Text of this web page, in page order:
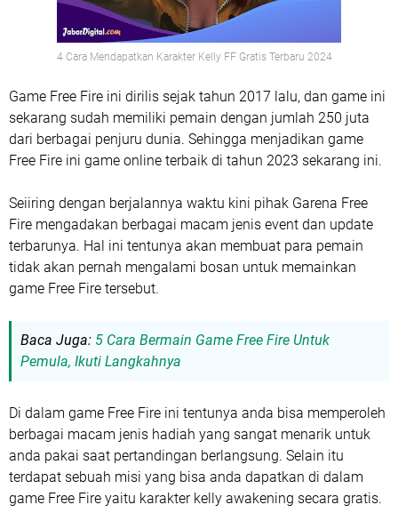
4 Cara Mendapatkan Karakter Kelly FF Gratis Terbaru 2024
Game Free Fire ini dirilis sejak tahun 2017 lalu, dan game ini
sekarang sudah memiliki pemain dengan jumlah 250 juta
dari berbagai penjuru dunia. Sehingga menjadikan game
Free Fire ini game online terbaik di tahun 2023 sekarang ini.
Seiiring dengan berjalannya waktu kini pihak Garena Free
Fire mengadakan berbagai macam jenis event dan update
terbarunya. Hal ini tentunya akan membuat para pemain
tidak akan pernah mengalami bosan untuk memainkan
game Free Fire tersebut.
Baca Juga: 5 Cara Bermain Game Free Fire Untuk
Pemula, Ikuti Langkahnya
Di dalam game Free Fire ini tentunya anda bisa memperoleh
berbagai macam jenis hadiah yang sangat menarik untuk
anda pakai saat pertandingan berlangsung. Selain itu
terdapat sebuah misi yang bisa anda dapatkan di dalam
game Free Fire yaitu karakter kelly awakening secara gratis.